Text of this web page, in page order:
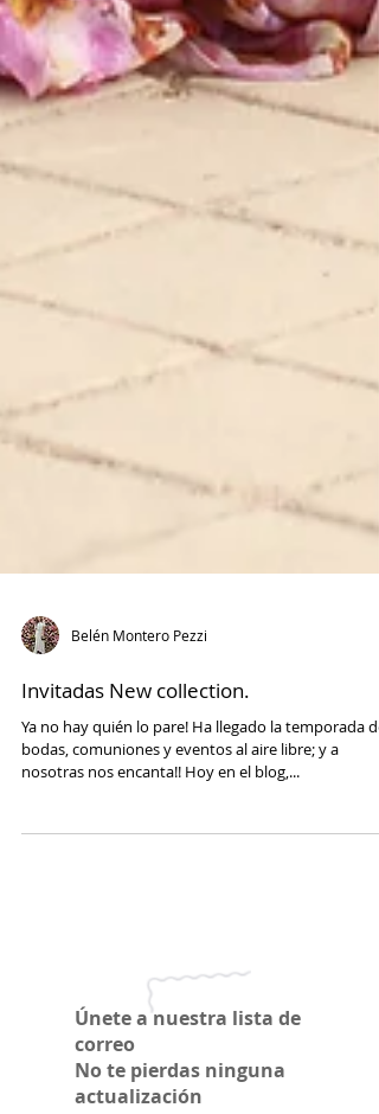
Belén Montero Pezzi
Invitadas New collection.
Ya no hay quién lo pare! Ha llegado la temporada de
nosotras nos encanta!! Hoy en el blog,...
Únete a nuestra lista de
correo